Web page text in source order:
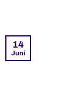
14
Juni